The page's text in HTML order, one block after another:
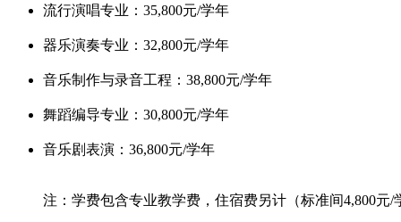
流行演唱专业：35,800元/学年
器乐演奏专业：32,800元/学年
音乐制作与录音工程：38,800元/学年
舞蹈编导专业：30,800元/学年
音乐剧表演：36,800元/学年
注：学费包含专业教学费，住宿费另计（标准间4,800元/